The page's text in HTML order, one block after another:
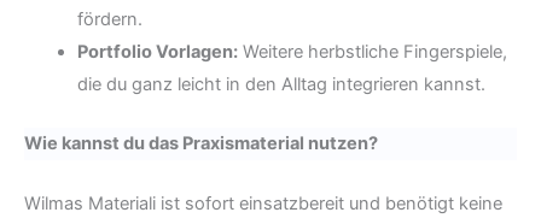
fördern.
Portfolio Vorlagen:Weitere herbstliche Fingerspiele,
die du ganz leicht in den Alltag integrieren kannst.
Wie kannst du das Praxismaterial nutzen?
Wilmas Materiali ist sofort einsatzbereit und benötigt keine